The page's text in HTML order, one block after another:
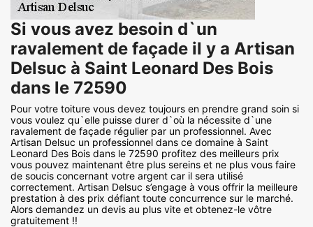
Si vous avez besoin d`un
ravalement de façade il y a Artisan
Delsuc à Saint Leonard Des Bois
dans le 72590
Pour votre toiture vous devez toujours en prendre grand soin si
vous voulez qu`elle puisse durer d`où la nécessite d`une
ravalement de façade régulier par un professionnel. Avec
Artisan Delsuc un professionnel dans ce domaine à Saint
Leonard Des Bois dans le 72590 profitez des meilleurs prix
vous pouvez maintenant être plus sereins et ne plus vous faire
de soucis concernant votre argent car il sera utilisé
correctement. Artisan Delsuc s’engage à vous offrir la meilleure
prestation à des prix défiant toute concurrence sur le marché.
Alors demandez un devis au plus vite et obtenez-le vôtre
gratuitement !!